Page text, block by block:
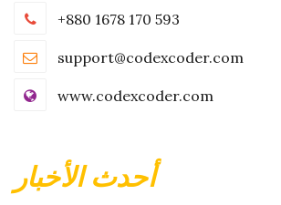
+880 1678 170 593
support@codexcoder.com
www.codexcoder.com
أحدث الأخبار